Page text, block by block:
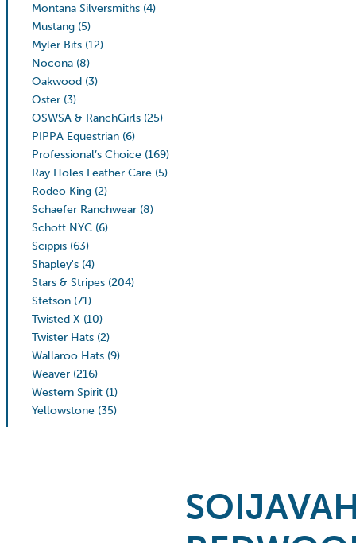
Montana Silversmiths (4)
Mustang (5)
Myler Bits (12)
Nocona (8)
Oakwood (3)
Oster (3)
OSWSA & RanchGirls (25)
PIPPA Equestrian (6)
Professional’s Choice (169)
Ray Holes Leather Care (5)
Rodeo King (2)
Schaefer Ranchwear (8)
Schott NYC (6)
Scippis (63)
Shapley's (4)
Stars & Stripes (204)
Stetson (71)
Twisted X (10)
Twister Hats (2)
Wallaroo Hats (9)
Weaver (216)
Western Spirit (1)
Yellowstone (35)